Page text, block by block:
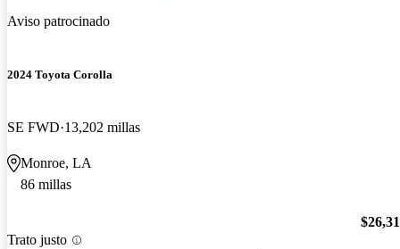
Aviso patrocinado
2024 Toyota Corolla
SE FWD 13,202 millas
Monroe, LA
86 millas
Trato justo